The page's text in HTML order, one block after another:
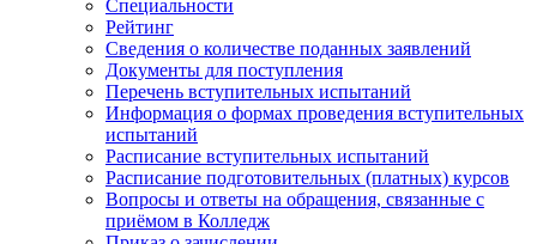
Специальности
Рейтинг
Сведения о количестве поданных заявлений
Документы для поступления
Перечень вступительных испытаний
Информация о формах проведения вступительных
испытаний
Расписание вступительных испытаний
Расписание подготовительных (платных) курсов
Вопросы и ответы на обращения, связанные с
приёмом в Колледж